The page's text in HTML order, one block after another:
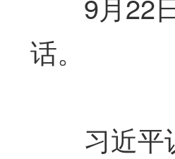
话。
习近平认